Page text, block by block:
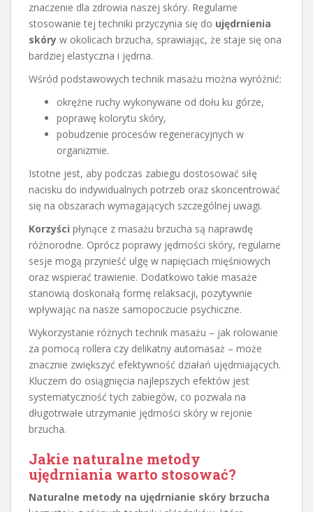
znaczenie dla zdrowia naszej skóry. Regularne
stosowanie tej techniki przyczynia się do ujędrnienia
skóry w okolicach brzucha, sprawiając, że staje się ona
bardziej elastyczna i jędrna.
Wśród podstawowych technik masażu można wyróżnić:
okrężne ruchy wykonywane od dołu ku górze,
poprawę kolorytu skóry,
pobudzenie procesów regeneracyjnych w
organizmie.
Istotne jest, aby podczas zabiegu dostosować siłę
nacisku do indywidualnych potrzeb oraz skoncentrować
się na obszarach wymagających szczególnej uwagi.
Korzyści płynące z masażu brzucha są naprawdę
różnorodne. Oprócz poprawy jędrności skóry, regularne
sesje mogą przynieść ulgę w napięciach mięśniowych
oraz wspierać trawienie. Dodatkowo takie masaże
stanowią doskonałą formę relaksacji, pozytywnie
wpływając na nasze samopoczucie psychiczne.
Wykorzystanie różnych technik masażu – jak rolowanie
za pomocą rollera czy delikatny automasaż – może
znacznie zwiększyć efektywność działań ujędrniających.
Kluczem do osiągnięcia najlepszych efektów jest
systematyczność tych zabiegów, co pozwala na
długotrwałe utrzymanie jędrności skóry w rejonie
brzucha.
Jakie naturalne metody
ujędrniania warto stosować?
Naturalne metody na ujędrnianie skóry brzucha